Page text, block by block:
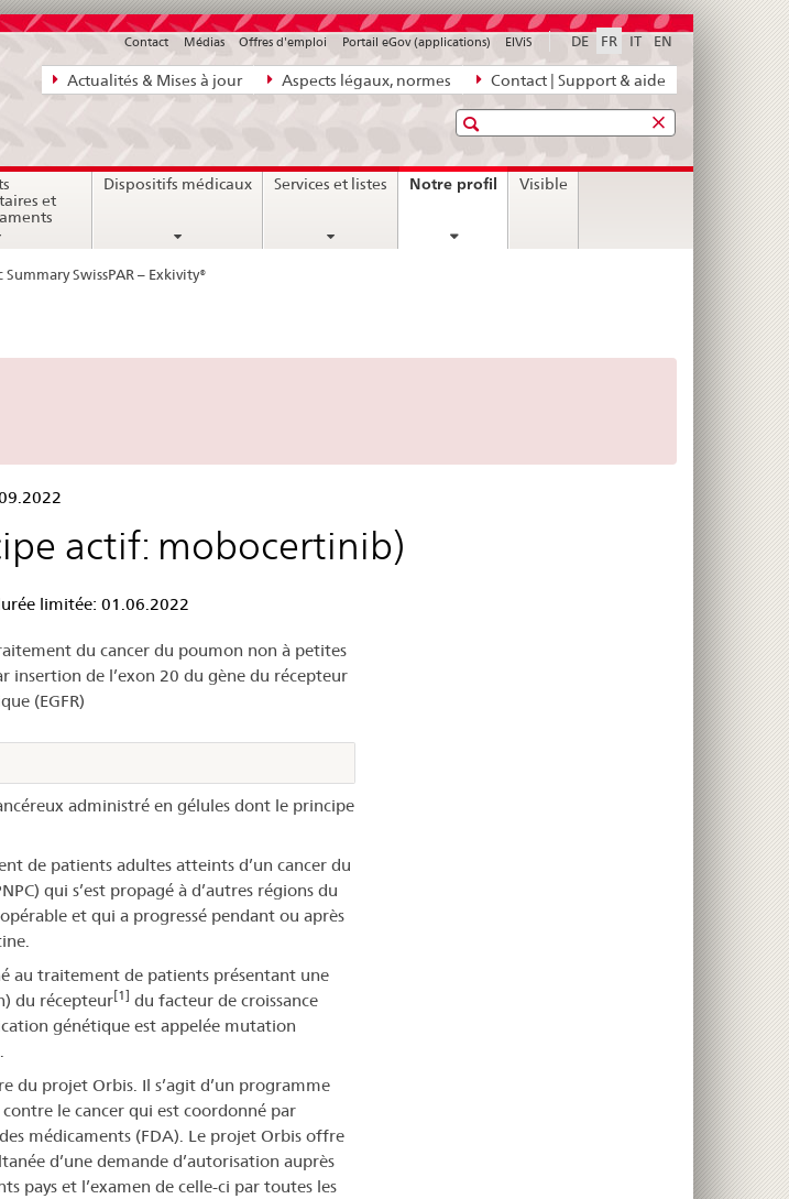
Navigation
directe:
bases
juridiques,
contact
Actualités & Mises à jour Aspects légaux, normes Contact | Support & aide
DE FR IT EN
Contact Médias Offres d'emploi Portail eGov (applications) ElViS
Recherche
et
Dispositifs médicaux Services et listes Notre profil current
Visible
Summary SwissPAR – Exkivity®
actif: mobocertinib)
limitée: 01.06.2022
du cancer du poumon non à petites
insertion de l’exon 20 du gène du récepteur
(EGFR)
administré en gélules dont le principe
de patients adultes atteints d’un cancer du
qui s’est propagé à d’autres régions du
et qui a progressé pendant ou après
au traitement de patients présentant une
du récepteur[1] du facteur de croissance
génétique est appelée mutation
du projet Orbis. Il s’agit d’un programme
le cancer qui est coordonné par
médicaments (FDA). Le projet Orbis offre
d’une demande d’autorisation auprès
pays et l’examen de celle-ci par toutes les